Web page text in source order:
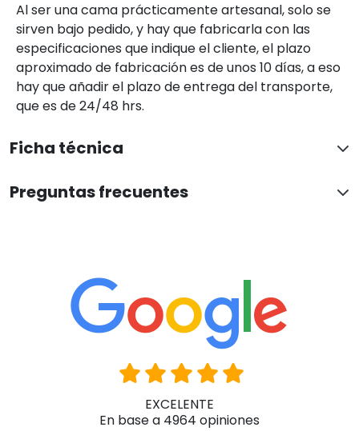
Al ser una cama prácticamente artesanal, solo se
sirven bajo pedido, y hay que fabricarla con las
especificaciones que indique el cliente, el plazo
aproximado de fabricación es de unos 10 días, a eso
hay que añadir el plazo de entrega del transporte,
que es de 24/48 hrs.
Ficha técnica
Preguntas frecuentes
EXCELENTE
En base a 4964 opiniones